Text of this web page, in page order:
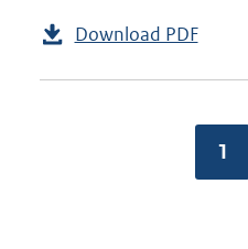
Download PDF
1